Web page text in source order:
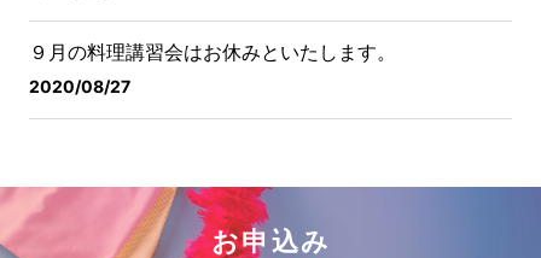
９月の料理講習会はお休みといたします。
2020/08/27
お申込み